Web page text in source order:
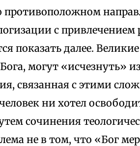
противоположном
с
показать далее.
могут «исчезнуть»
связанная с этими
ни хотел
сочинения
не в том, что «Бог